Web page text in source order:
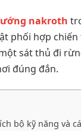
nakroth
phối hợp
sát thủ đi
đúng đắn.
bộ kỹ năng và